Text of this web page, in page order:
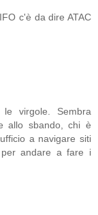
c'è da dire ATAC
le virgole. Sembra
allo sbando, chi è
a navigare siti
per andare a fare i